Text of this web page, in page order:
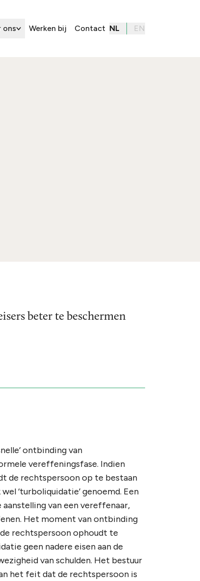
ons Werken bij Contact NL EN
beter te beschermen
ontbinding van
vereffeningsfase. Indien
de rechtspersoon op te bestaan
‘turboliquidatie’ genoemd. Een
van een vereffenaar,
Het moment van ontbinding
rechtspersoon ophoudt te
geen nadere eisen aan de
van schulden. Het bestuur
het feit dat de rechtspersoon is